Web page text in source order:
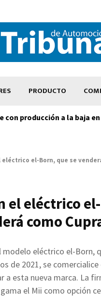
PRODUCTO
producción a la baja en
el-Born, que se
el eléctrico
como
modelo eléctrico el-Born,
de 2021, se
a esta nueva marca. La
el Mii como opción